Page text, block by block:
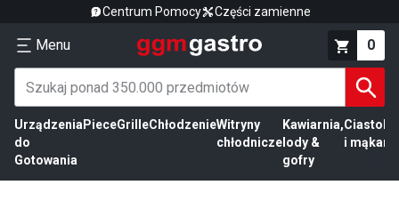
Centrum Pomocy Części zamienne
Menu 0
Urządzenia
do
Gotowania
PieceGrilleChłodzenieWitryny
chłodnicze
Kawiarnia,
lody &
gofry
Ciasto
i mąka